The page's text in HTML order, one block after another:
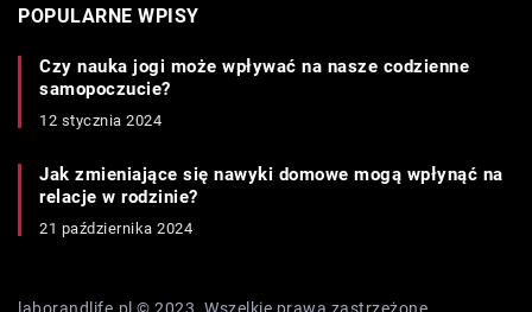
POPULARNE WPISY
Czy nauka jogi może wpływać na nasze codzienne
samopoczucie?
12 stycznia 2024
Jak zmieniające się nawyki domowe mogą wpłynąć na
relacje w rodzinie?
21 października 2024